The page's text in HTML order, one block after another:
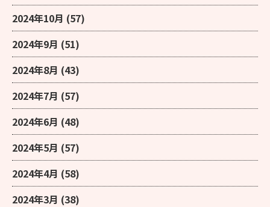
2024年10月 (57)
2024年9月 (51)
2024年8月 (43)
2024年7月 (57)
2024年6月 (48)
2024年5月 (57)
2024年4月 (58)
2024年3月 (38)